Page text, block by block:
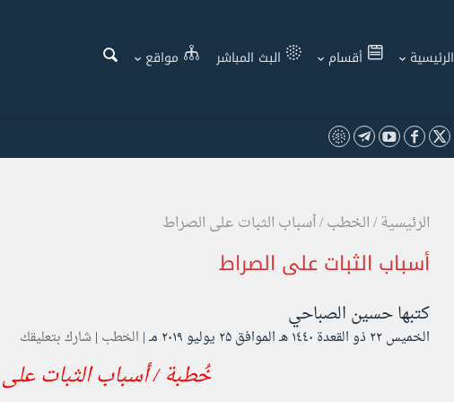
الرئيسية أقسام البث المباشر مواقع
الرئيسية/الخطب/أسباب الثبات على الصراط
أسباب الثبات على الصراط
كتبهاحسين الصباحي
الخميس ۲۲ ذو القعدة ۱٤٤۰ هـ الموافق ۲۵ يوليو ۲۰۱۹ مـ | الخطب | شارك بتعليقك
خُطبة / أسباب الثبات